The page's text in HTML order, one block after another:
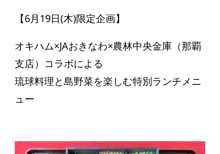
【6月19日(木)限定企画】
オキハム×JAおきなわ×農林中央金庫（那覇
支店）コラボによる
琉球料理と島野菜を楽しむ特別ランチメニ
ュー